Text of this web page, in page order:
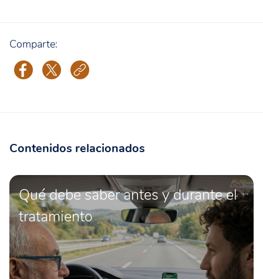
Comparte:
Contenidos relacionados
Qué debe saber antes y durante el
tratamiento